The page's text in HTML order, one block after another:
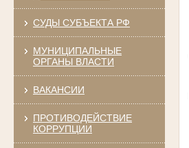
СУДЫ СУБЪЕКТА РФ
МУНИЦИПАЛЬНЫЕ
ОРГАНЫ ВЛАСТИ
ВАКАНСИИ
ПРОТИВОДЕЙСТВИЕ
КОРРУПЦИИ